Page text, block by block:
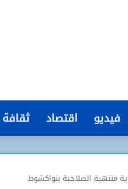
فيديو اقتصاد ثقافة
منتهية الصلاحية بنواكشوط